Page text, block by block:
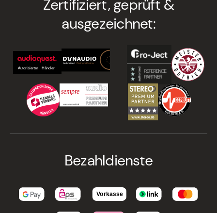
Zertifiziert, geprüft &
ausgezeichnet:
Bezahldienste